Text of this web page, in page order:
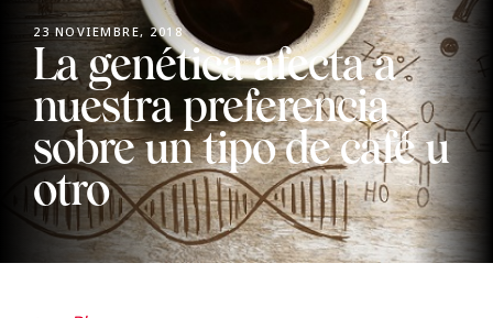
23 NOVIEMBRE, 2018
La genética afecta a
nuestra preferencia
sobre un tipo de café u
otro